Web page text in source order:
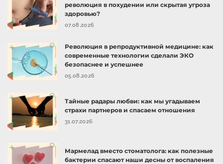
революция в похудении или скрытая угроза
здоровью?
07.08.2026
Революция в репродуктивной медицине: как
современные технологии сделали ЭКО
безопаснее и успешнее
05.08.2026
Тайные радары любви: как мы угадываем
страхи партнеров и спасаем отношения
31.07.2026
Мармелад вместо стоматолога: как полезные
бактерии спасают наши десны от воспаления